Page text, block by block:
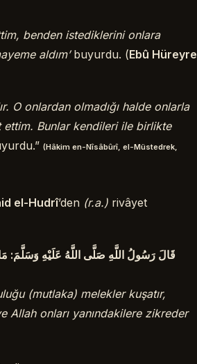
benden istediklerini onlara
aldım’buyurdu. (Ebû Hüreyre
O onlardan olmadığı halde onlarla
ettim. Bunlar kendileri ile birlikte
(Hâkim en-Nîsâbûrî, el-Müstedrek,
el-Hudrî’den (r.a.) rivâyet
قَالَ رَسُولُ اللَّهِ صَلَّى اللَّهُ عَلَيْهِ وَسَلَّمَ:
(mutlaka) melekler kuşatır,
Allah onları yanındakilere zikreder